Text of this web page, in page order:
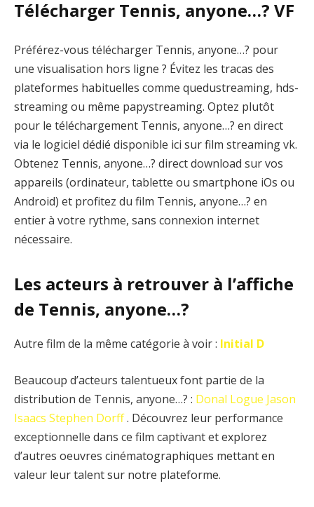
Télécharger Tennis, anyone…? VF
Préférez-vous télécharger Tennis, anyone…? pour
une visualisation hors ligne ? Évitez les tracas des
plateformes habituelles comme quedustreaming, hds-
streaming ou même papystreaming. Optez plutôt
pour le téléchargement Tennis, anyone…? en direct
via le logiciel dédié disponible ici sur film streaming vk.
Obtenez Tennis, anyone…? direct download sur vos
appareils (ordinateur, tablette ou smartphone iOs ou
Android) et profitez du film Tennis, anyone…? en
entier à votre rythme, sans connexion internet
nécessaire.
Les acteurs à retrouver à l’affiche
de Tennis, anyone…?
Autre film de la même catégorie à voir : Initial D
Beaucoup d’acteurs talentueux font partie de la
distribution de Tennis, anyone…? : Donal Logue Jason
Isaacs Stephen Dorff. Découvrez leur performance
exceptionnelle dans ce film captivant et explorez
d’autres oeuvres cinématographiques mettant en
valeur leur talent sur notre plateforme.